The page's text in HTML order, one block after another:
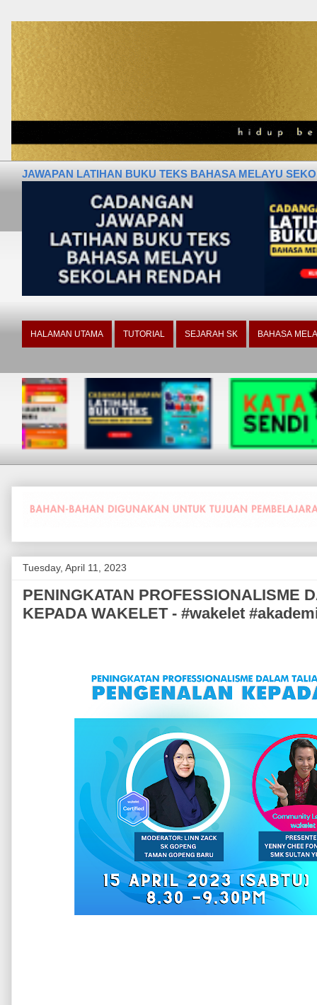
JAWAPAN LATIHAN BUKU TEKS BAHASA MELAYU
HALAMAN UTAMA TUTORIAL SEJARAH SK BAHASA
Tuesday, April 11, 2023
PENINGKATAN PROFESSIONALISME
KEPADA WAKELET - #wakelet